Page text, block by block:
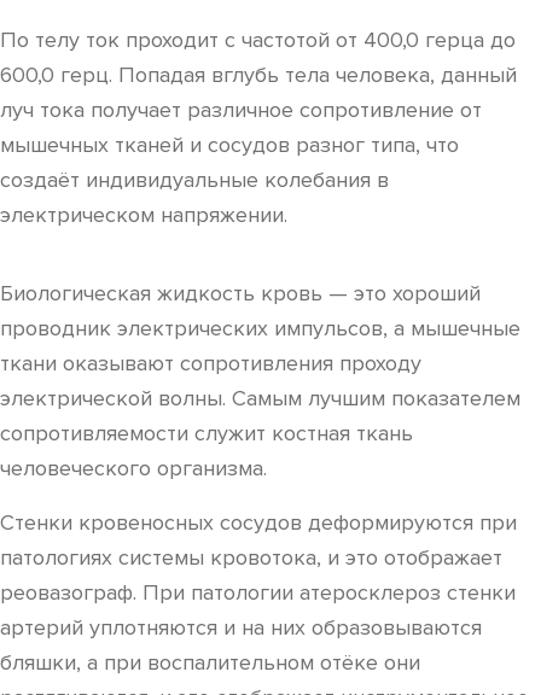
По телу ток проходит с частотой от 400,0 герца до
600,0 герц. Попадая вглубь тела человека, данный
луч тока получает различное сопротивление от
мышечных тканей и сосудов разног типа, что
создаёт индивидуальные колебания в
электрическом напряжении.
Биологическая жидкость кровь — это хороший
проводник электрических импульсов, а мышечные
ткани оказывают сопротивления проходу
электрической волны. Самым лучшим показателем
сопротивляемости служит костная ткань
человеческого организма.
Стенки кровеносных сосудов деформируются при
патологиях системы кровотока, и это отображает
реовазограф. При патологии атеросклероз стенки
артерий уплотняются и на них образовываются
бляшки, а при воспалительном отёке они